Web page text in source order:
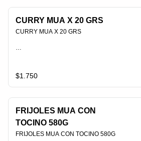
CURRY MUA X 20 GRS
CURRY MUA X 20 GRS
PLU 006546
$1.750
FRIJOLES MUA CON
TOCINO 580G
FRIJOLES MUA CON TOCINO 580G